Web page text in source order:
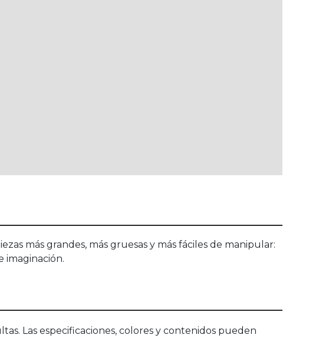
más grandes, más gruesas y más fáciles de manipular:
imaginación.
Las especificaciones, colores y contenidos pueden